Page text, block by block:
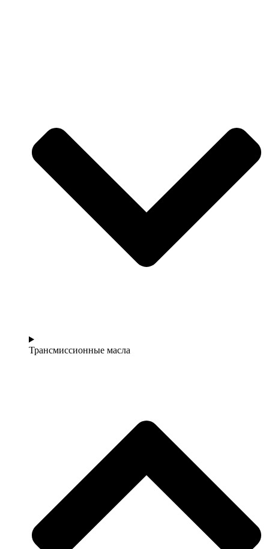
Трансмиссионные масла